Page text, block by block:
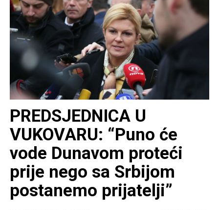
PREDSJEDNICA U
VUKOVARU: “Puno će
vode Dunavom proteći
prije nego sa Srbijom
postanemo prijatelji”